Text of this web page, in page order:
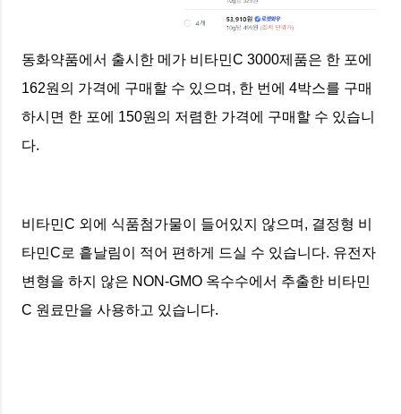
동화약품에서 출시한 메가 비타민C 3000제품은 한 포에
162원의 가격에 구매할 수 있으며, 한 번에 4박스를 구매
하시면 한 포에 150원의 저렴한 가격에 구매할 수 있습니
다.
비타민C 외에 식품첨가물이 들어있지 않으며, 결정형 비
타민C로 흩날림이 적어 편하게 드실 수 있습니다. 유전자
변형을 하지 않은 NON-GMO 옥수수에서 추출한 비타민
C 원료만을 사용하고 있습니다.